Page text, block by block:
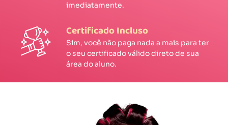
imediatamente.
Certificado Incluso
Sim, você não paga nada a mais para ter
o seu certificado válido direto de sua
área do aluno.